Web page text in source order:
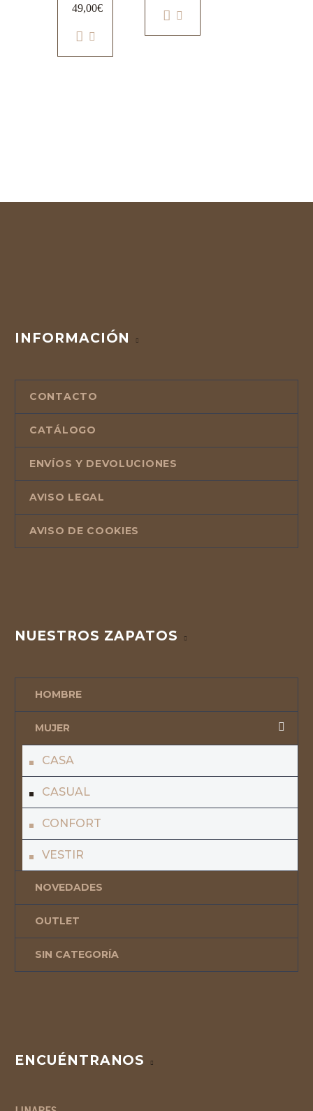
49,00€
INFORMACIÓN
CONTACTO
CATÁLOGO
ENVÍOS Y DEVOLUCIONES
AVISO LEGAL
AVISO DE COOKIES
NUESTROS ZAPATOS
HOMBRE
MUJER
CASA
CASUAL
CONFORT
VESTIR
NOVEDADES
OUTLET
SIN CATEGORÍA
ENCUÉNTRANOS